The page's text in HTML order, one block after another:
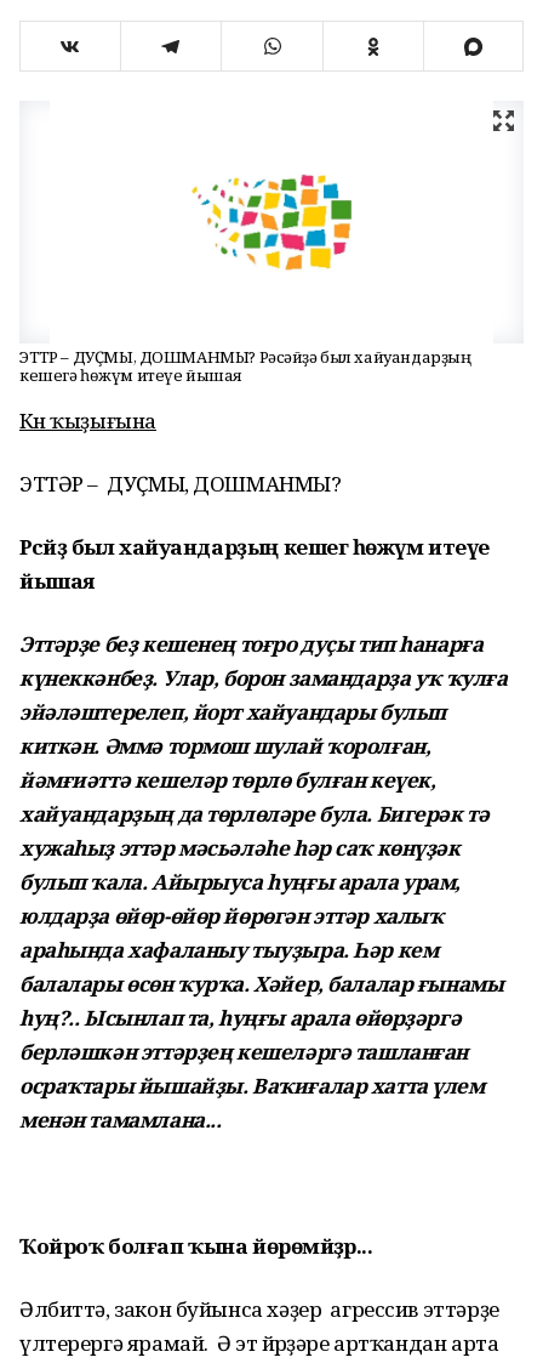
ЭТТӘР – ДУҪМЫ, ДОШМАНМЫ? Рәсәйҙә был хайуандарҙың
кешегә һөжүм итеүе йышая
Көн ҡыҙығына
ЭТТӘР – ДУҪМЫ, ДОШМАНМЫ?
Рәсәйҙә был хайуандарҙың кешегә һөжүм итеүе
йышая
Эттәрҙе беҙ кешенең тоғро дуҫы тип һанарға
күнеккәнбеҙ. Улар, борон замандарҙа уҡ ҡулға
эйәләштерелеп, йорт хайуандары булып
киткән. Әммә тормош шулай ҡоролған,
йәмғиәттә кешеләр төрлө булған кеүек,
хайуандарҙың да төрлөләре була. Бигерәк тә
хужаһыҙ эттәр мәсьәләһе һәр саҡ көнүҙәк
булып ҡала. Айырыуса һуңғы арала урам,
юлдарҙа өйөр-өйөр йөрөгән эттәр халыҡ
араһында хафаланыу тыуҙыра. Һәр кем
балалары өсөн ҡурҡа. Хәйер, балалар ғынамы
һуң?.. Ысынлап та, һуңғы арала өйөрҙәргә
берләшкән эттәрҙең кешеләргә ташланған
осраҡтары йышайҙы. Ваҡиғалар хатта үлем
менән тамамлана...
Ҡойроҡ болғап ҡына йөрөмәйҙәр...
Әлбиттә, закон буйынса хәҙер агрессив эттәрҙе
үлтерергә ярамай. Ә эт өйөрҙәре артҡандан арта